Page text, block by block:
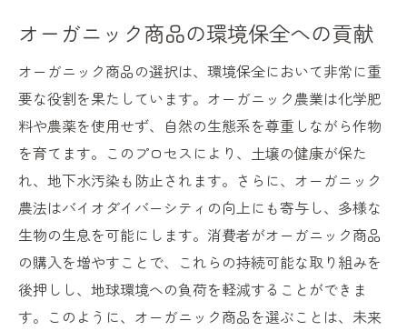
オーガニック商品の環境保全への貢献
オーガニック商品の選択は、環境保全において非常に重
要な役割を果たしています。オーガニック農業は化学肥
料や農薬を使用せず、自然の生態系を尊重しながら作物
を育てます。このプロセスにより、土壌の健康が保た
れ、地下水汚染も防止されます。さらに、オーガニック
農法はバイオダイバーシティの向上にも寄与し、多様な
生物の生息を可能にします。消費者がオーガニック商品
の購入を増やすことで、これらの持続可能な取り組みを
後押しし、地球環境への負荷を軽減することができま
す。このように、オーガニック商品を選ぶことは、未来